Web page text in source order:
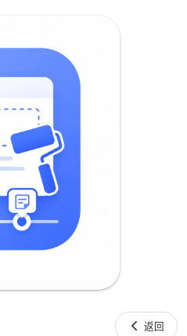
 返回